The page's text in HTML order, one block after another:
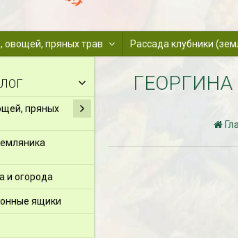
овощей, пряных трав Рассада клубники
пряных
и огорода
ящики
ГЕОРГИНА